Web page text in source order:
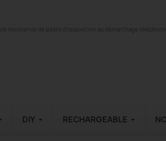
l'existence de la liste d'opposition au démarchage
DIY RECHARGEABLE